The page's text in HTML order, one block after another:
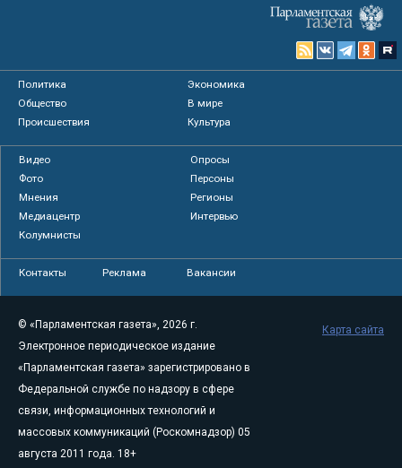
Политика
Экономика
Общество
В мире
Происшествия
Культура
Видео
Опросы
Фото
Персоны
Мнения
Регионы
Медиацентр
Интервью
Колумнисты
Контакты Реклама Вакансии
© «Парламентская газета», 2026 г.
Электронное периодическое издание
«Парламентская газета» зарегистрировано в
Федеральной службе по надзору в сфере
связи, информационных технологий и
массовых коммуникаций (Роскомнадзор) 05
августа 2011 года. 18+
Карта сайта